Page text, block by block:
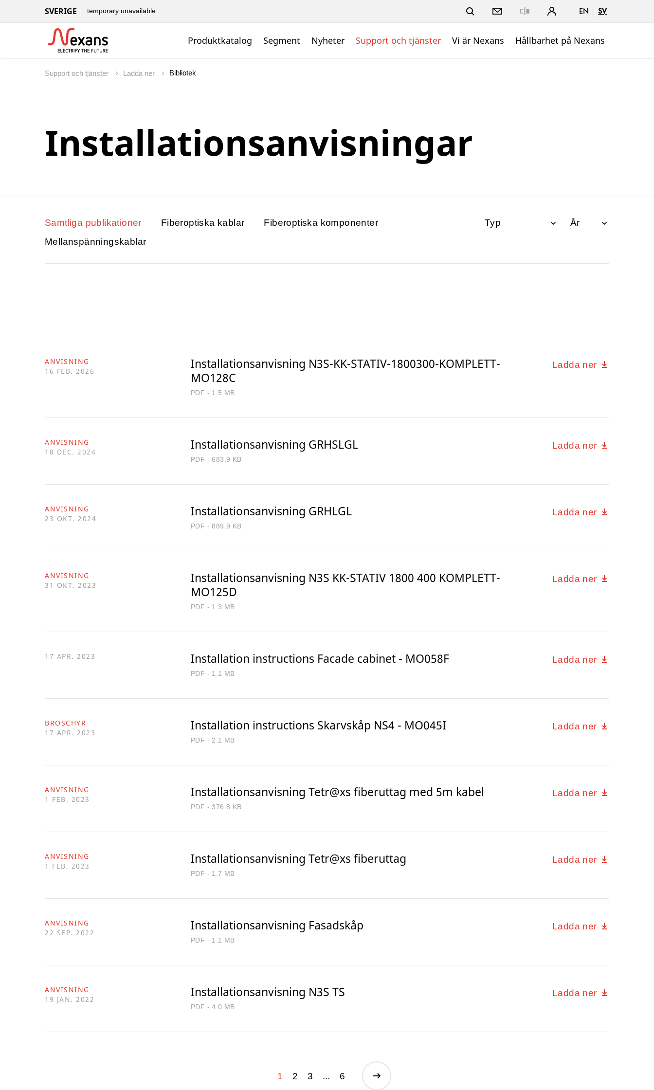
SVERIGE temporary unavailable EN SV
Produktkatalog Segment Nyheter Support och tjänster Vi är Nexans Hållbarhet på Nexans
Support och tjänster Ladda ner Bibliotek
Installationsanvisningar
Samtliga publikationer Fiberoptiska kablar
Fiberoptiska komponenter
Mellanspänningskablar
ANVISNING
16 FEB. 2026
Installationsanvisning N3S-KK-STATIV-1800300-KOMPLETT-
MO128C
PDF - 1.5 MB
Ladda ner
ANVISNING
18 DEC. 2024
Installationsanvisning GRHSLGL
PDF - 683.9 KB
Ladda ner
ANVISNING
23 OKT. 2024
Installationsanvisning GRHLGL
PDF - 889.9 KB
Ladda ner
ANVISNING
31 OKT. 2023
Installationsanvisning N3S KK-STATIV 1800 400 KOMPLETT-
MO125D
PDF - 1.3 MB
Ladda ner
17 APR. 2023 Installation instructions Facade cabinet - MO058F
PDF - 1.1 MB
Ladda ner
BROSCHYR
17 APR. 2023
Installation instructions Skarvskåp NS4 - MO045I
PDF - 2.1 MB
Ladda ner
ANVISNING
1 FEB. 2023
Installationsanvisning Tetr@xs fiberuttag med 5m kabel
PDF - 376.8 KB
Ladda ner
ANVISNING
1 FEB. 2023
Installationsanvisning Tetr@xs fiberuttag
PDF - 1.7 MB
Ladda ner
ANVISNING
22 SEP. 2022
Installationsanvisning Fasadskåp
PDF - 1.1 MB
Ladda ner
ANVISNING
19 JAN. 2022
Installationsanvisning N3S TS
PDF - 4.0 MB
Ladda ner
1 2 3 ... 6